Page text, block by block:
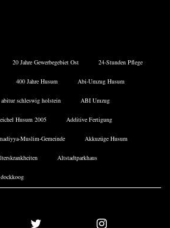
20 Jahre Gewerbegebiet Ost 24-Stunden Pflege
400 Jahre Husum Abi-Umzug Husum
abitur schleswig holstein ABI Umzug
Husum 2005 Additive Fertigung
Muslim-Gemeinde Akkuzüge Husum
Altstadtparkhaus